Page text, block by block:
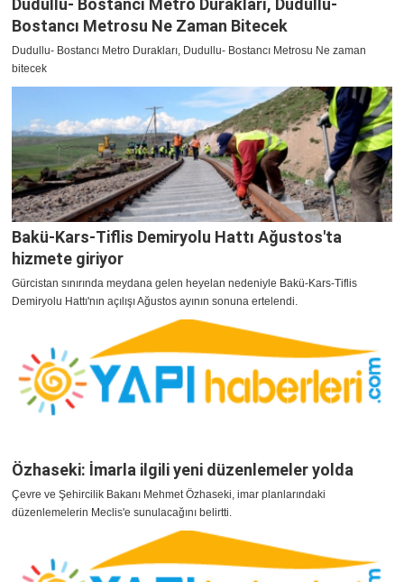
Dudullu- Bostancı Metro Durakları, Dudullu-
Bostancı Metrosu Ne Zaman Bitecek
Dudullu- Bostancı Metro Durakları, Dudullu- Bostancı Metrosu Ne zaman
bitecek
Bakü-Kars-Tiflis Demiryolu Hattı Ağustos'ta
hizmete giriyor
Gürcistan sınırında meydana gelen heyelan nedeniyle Bakü-Kars-Tiflis
Demiryolu Hattı'nın açılışı Ağustos ayının sonuna ertelendi.
Özhaseki: İmarla ilgili yeni düzenlemeler yolda
Çevre ve Şehircilik Bakanı Mehmet Özhaseki, imar planlarındaki
düzenlemelerin Meclis'e sunulacağını belirtti.